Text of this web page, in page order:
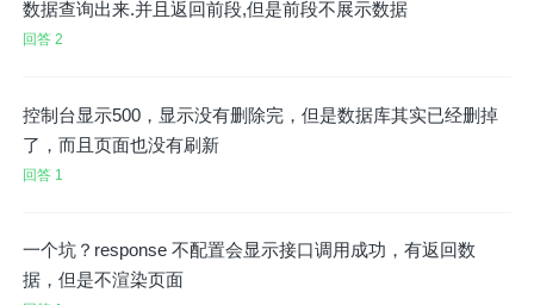
数据查询出来.并且返回前段,但是前段不展示数据
回答 2
控制台显示500，显示没有删除完，但是数据库其实已经删掉
了，而且页面也没有刷新
回答 1
一个坑？response 不配置会显示接口调用成功，有返回数
据，但是不渲染页面